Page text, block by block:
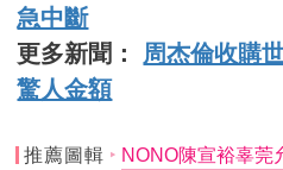
急中斷
更多新聞： 周杰倫收購
驚人金額
推薦圖輯 NONO陳宣裕辜莞